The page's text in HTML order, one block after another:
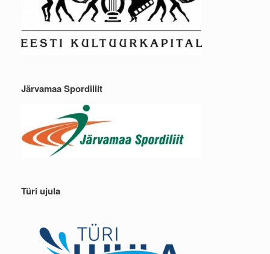
Järvamaa Spordiliit
Türi ujula